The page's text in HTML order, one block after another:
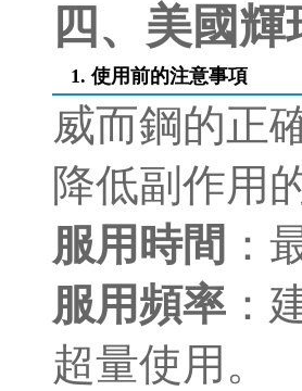
四、美國
1. 使用前的注意事項
威而鋼的正
降低副作用
服用時間 ：
服用頻率 ：
超量使用。